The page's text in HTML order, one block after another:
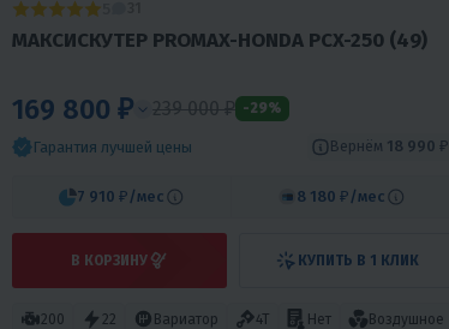
МАКСИСКУТЕР PROMAX-HONDA PCX-250 (49)
169 800 ₽ 239 000 ₽ -29%
Гарантия лучшей цены Вернём 18 990 ₽
7 910 ₽ /мес 8 180 ₽ /мес
В КОРЗИНУ КУПИТЬ В 1 КЛИК
200 22 Вариатор 4T Нет
Воздушное